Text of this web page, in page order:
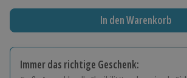
In den Warenkorb
Immer das richtige Geschenk: